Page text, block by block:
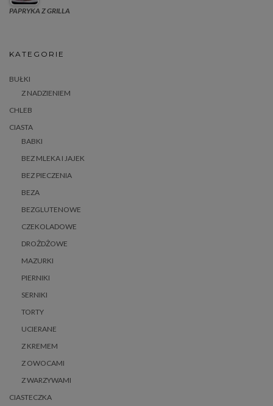
PAPRYKA Z GRILLA
KATEGORIE
BUŁKI
Z NADZIENIEM
CHLEB
CIASTA
BABKI
BEZ MLEKA I JAJEK
BEZ PIECZENIA
BEZA
BEZGLUTENOWE
CZEKOLADOWE
DROŻDŻOWE
MAZURKI
PIERNIKI
SERNIKI
TORTY
UCIERANE
Z KREMEM
Z OWOCAMI
Z WARZYWAMI
CIASTECZKA